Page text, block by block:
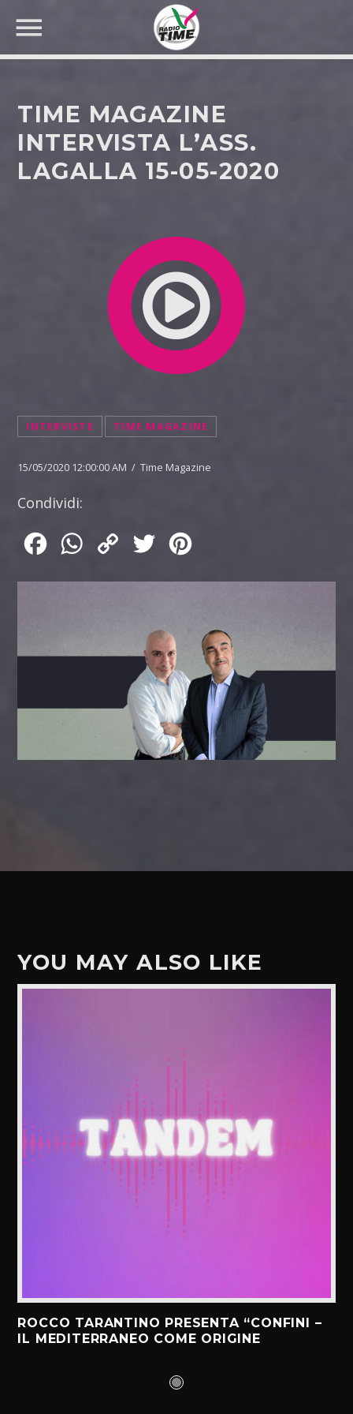
CERCA NEL SITO WEB:
TIME MAGAZINE
INTERVISTA L’ASS.
LAGALLA 15-05-2020
INTERVISTE TIME MAGAZINE
15/05/2020 12:00:00 AM / Time Magazine
Condividi:
FacebookWhatsApp
Copy
Twitter
YOU MAY ALSO LIKE
ROCCO TARANTINO PRESENTA “CONFINI –
IL MEDITERRANEO COME ORIGINE